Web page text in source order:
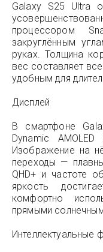
Galaxy S25 Ultra
процессором
закруглённым
руках. Толщина
вес составляет
удобным для
Дисплей
В смартфоне
Dynamic
Изображение на
переходы —
QHD+ и частоте
яркость
комфортно
прямыми
Интеллектуальные